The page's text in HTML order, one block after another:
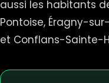
aussi les habitants
Pontoise, Éragny-
et Conflans-Sainte-